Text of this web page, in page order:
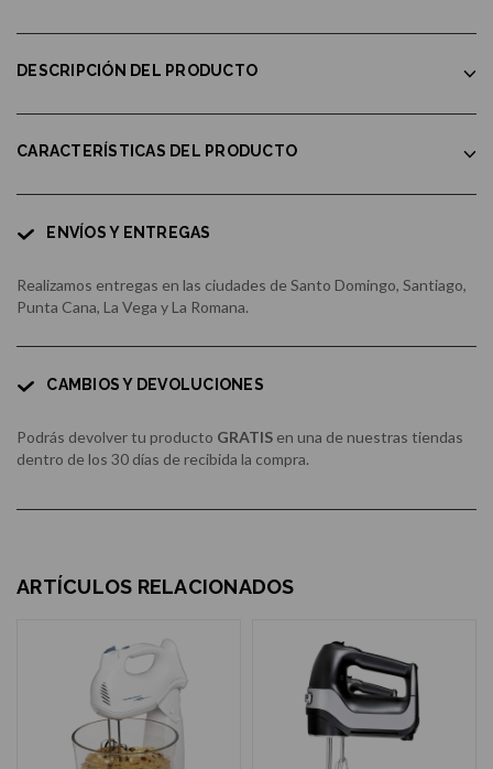
DESCRIPCIÓN DEL PRODUCTO
CARACTERÍSTICAS DEL PRODUCTO
ENVÍOS Y ENTREGAS
Realizamos entregas en las ciudades de Santo Domingo, Santiago,
Punta Cana, La Vega y La Romana.
CAMBIOS Y DEVOLUCIONES
Podrás devolver tu producto GRATIS en una de nuestras tiendas
dentro de los 30 días de recibida la compra.
ARTÍCULOS RELACIONADOS